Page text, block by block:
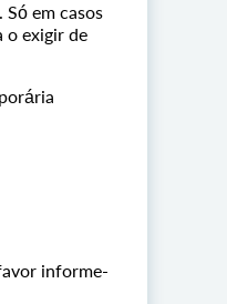
em casos
o exigir de
informe-